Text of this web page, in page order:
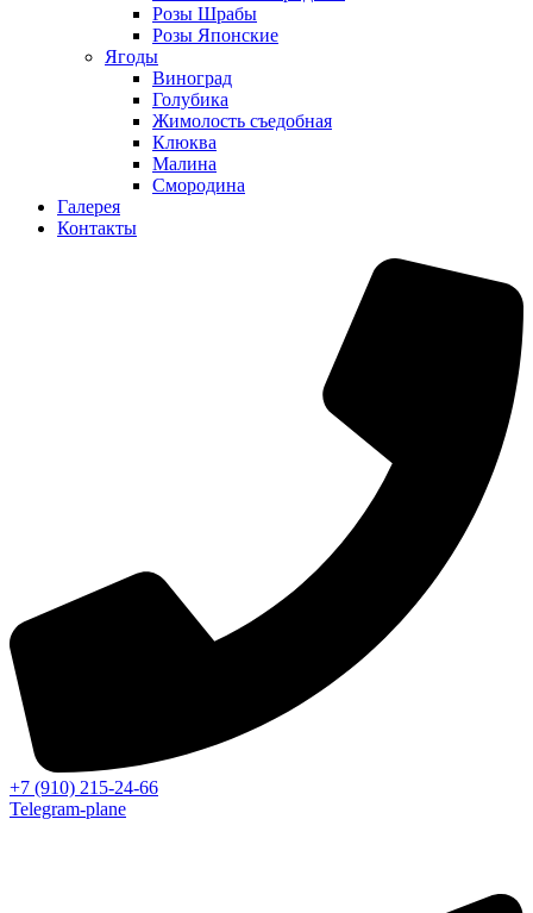
Розы Шрабы
Розы Японские
Ягоды
Виноград
Голубика
Жимолость съедобная
Клюква
Малина
Смородина
Галерея
Контакты
+7 (910) 215-24-66
Telegram-plane